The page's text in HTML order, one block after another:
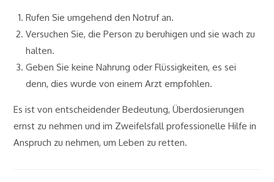
Rufen Sie umgehend den Notruf an.
Versuchen Sie, die Person zu beruhigen und sie wach zu
halten.
Geben Sie keine Nahrung oder Flüssigkeiten, es sei
denn, dies wurde von einem Arzt empfohlen.
Es ist von entscheidender Bedeutung, Überdosierungen
ernst zu nehmen und im Zweifelsfall professionelle Hilfe in
Anspruch zu nehmen, um Leben zu retten.